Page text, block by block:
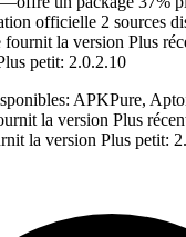
officielle 2 sources
la version Plus
petit: 2.0.2.10
APKPure,
la version Plus
la version Plus petit: